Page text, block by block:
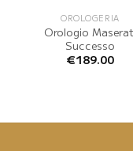
OROLOGERIA
Orologio
Successo
€189.00